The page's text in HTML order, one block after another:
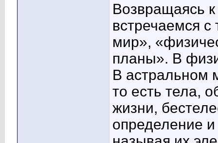
Возвращаясь
встречаемся с
мир»,
планы». В
В астральном
то есть тела,
жизни,
определение